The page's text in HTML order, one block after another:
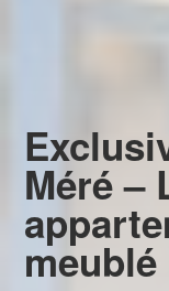
Méré –
meublé